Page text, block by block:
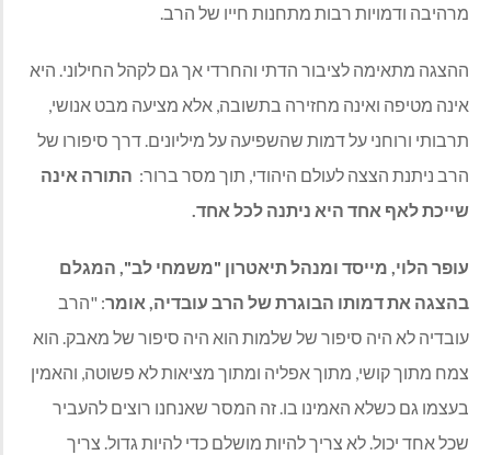
מרהיבה ודמויות רבות מתחנות חייו של הרב.
ההצגה מתאימה לציבור הדתי והחרדי אך גם לקהל החילוני. היא
אינה מטיפה ואינה מחזירה בתשובה, אלא מציעה מבט אנושי,
תרבותי ורוחני על דמות שהשפיעה על מיליונים. דרך סיפורו של
הרב ניתנת הצצה לעולם היהודי, תוך מסר ברור: התורה אינה
שייכת לאף אחד היא ניתנה לכל אחד.
עופר הלוי, מייסד ומנהל תיאטרון "משמחי לב", המגלם
בהצגה את דמותו הבוגרת של הרב עובדיה, אומר: "הרב
עובדיה לא היה סיפור של שלמות הוא היה סיפור של מאבק. הוא
צמח מתוך קושי, מתוך אפליה ומתוך מציאות לא פשוטה, והאמין
בעצמו גם כשלא האמינו בו. זה המסר שאנחנו רוצים להעביר
שכל אחד יכול. לא צריך להיות מושלם כדי להיות גדול. צריך